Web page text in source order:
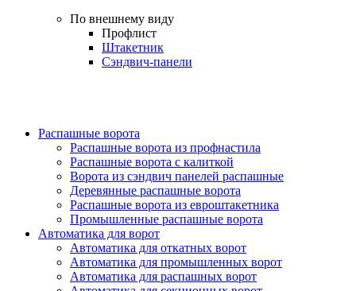
По внешнему виду
Профлист
Штакетник
Сэндвич-панели
Распашные ворота
Распашные ворота из профнастила
Распашные ворота с калиткой
Ворота из сэндвич панелей распашные
Деревянные распашные ворота
Распашные ворота из евроштакетника
Промышленные распашные ворота
Автоматика для ворот
Автоматика для откатных ворот
Автоматика для промышленных ворот
Автоматика для распашных ворот